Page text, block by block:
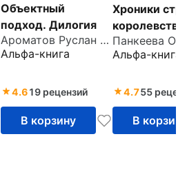
Объектный
подход. Дилогия
Ароматов Руслан Васильевич
Альфа-книга
4.619 рецензий
В корзину
Хроники
королевства.
Вторжение.
Поступь
Дороги и сны
Альфа-книга
4.755
В корзину